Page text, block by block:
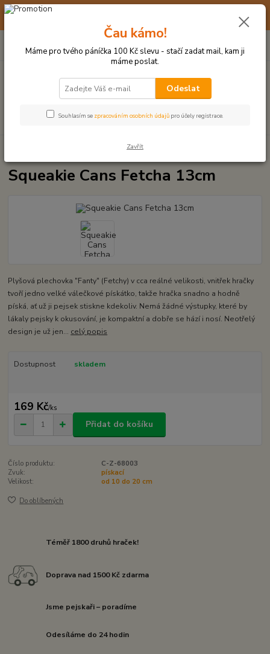
☀️ 10. - 14. SRPNA 2026 MÁME DOVOLENOU ☀️ OBJEDNÁVKY
Hledat
po–pá: 9–17 hod.
za0 Kč
PLYŠOVÉ A TEXTILNÍ HRAČKY
Squeakie Cans Fetcha 13cm
Plyšová plechovka "Fanty" (Fetchy) v cca reálné velikosti, vnitřek hračky
tvoří jedno velké válečkové pískátko, takže hračka snadno a hodně
píská, ať už ji pejsek stiskne kdekoliv. Nemá žádné výstupky, které by
lákaly pejsky k okusování, je kompaktní a dobře se hází i nosí. Neotřelý
design je už jen... celý popis
Dostupnost skladem
169 Kč/ks
Přidat do košíku
Číslo produktu:
C-Z-68003
Zvuk:
pískací
Velikost:
od 10 do 20 cm
Do oblíbených
Téměř 1800 druhů hraček!
Doprava nad 1500 Kč zdarma
Jsme pejskaři – poradíme
Odesíláme do 24 hodin
Čau kámo!
Máme pro tvého páníčka 100 Kč slevu - stačí zadat mail, kam ji
máme poslat.
Odeslat
Souhlasím se zpracováním osobních údajů pro účely registrace.
Zavřít